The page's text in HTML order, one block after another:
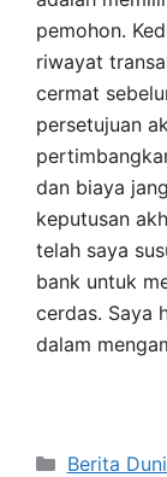
pemohon.
riwayat
cermat
persetujuan
dan biaya
keputusan
telah saya
bank untuk
cerdas. Saya
dalam
Kategori
Berita